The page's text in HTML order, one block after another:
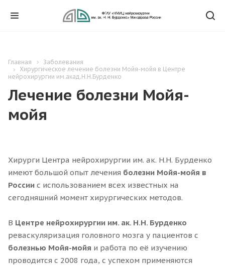
Главная
Заболевания
Хирургическое лечение болезни Мойя-мойя в Центре
нейрохирургии им.акад.Н.Н.Бурденко
Лечение болезни Мойя-
мойя
Хирурги Центра нейрохирургии им. ак. Н.Н. Бурденко
имеют большой опыт лечения болезни Мойя-мойя в
России с использованием всех известных на
сегодняшний момент хирургических методов.
В Центре нейрохирургии им. ак. Н.Н. Бурденко
реваскуляризация головного мозга у пациентов с
болезнью Мойя-мойя и работа по её изучению
проводится с 2008 года, с успехом применяются